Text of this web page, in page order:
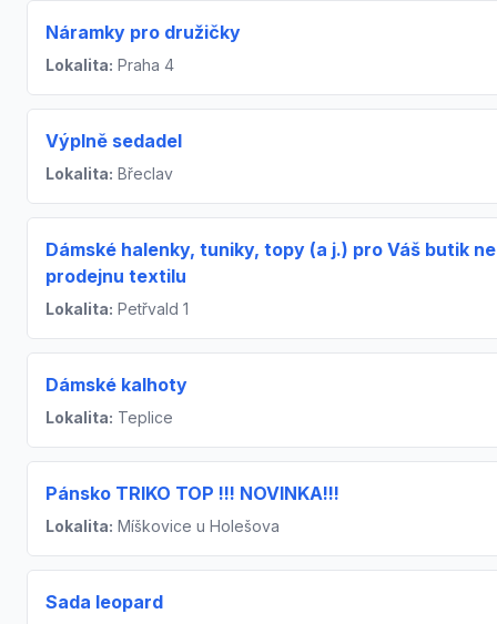
Náramky pro družičky
Lokalita: Praha 4
Výplně sedadel
Lokalita: Břeclav
Dámské halenky, tuniky, topy (a j.) pro Váš butik
prodejnu textilu
Lokalita: Petřvald 1
Dámské kalhoty
Lokalita: Teplice
Pánsko TRIKO TOP !!! NOVINKA!!!
Lokalita: Míškovice u Holešova
Sada leopard